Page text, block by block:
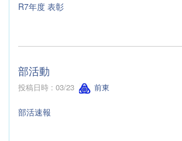
R7年度 表彰
部活動
投稿日時 : 03/23 前東
部活速報